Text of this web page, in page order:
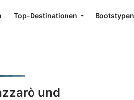
Top-Destinationen Bootstypen
und